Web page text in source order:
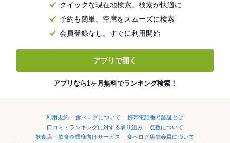
クイックな現在地検索。検索が快適に
予約も簡単。空席をスムーズに検索
会員登録なし。すぐに利用開始
アプリで開く
アプリなら1ヶ月無料でランキング検索！
利用規約 食べログについて
携帯電話番号認証とは
口コミ・ランキングに対する取り組み
点数について
飲食店・飲食企業様向けサービス
食べログ店舗会員について